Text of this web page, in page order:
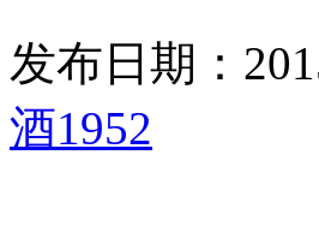
发布日期：
酒1952